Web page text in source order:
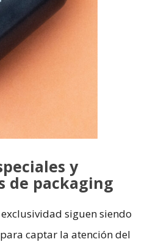
y
de packaging
siguen siendo
captar la atención del